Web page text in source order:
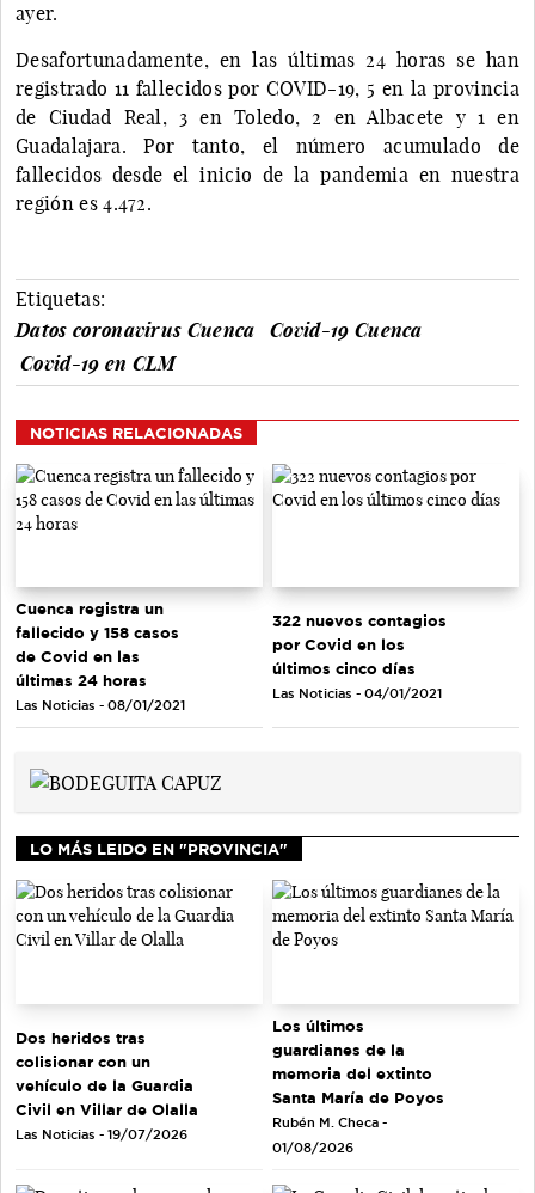
ayer.
Desafortunadamente, en las últimas 24 horas se han
registrado 11 fallecidos por COVID-19, 5 en la provincia
de Ciudad Real, 3 en Toledo, 2 en Albacete y 1 en
Guadalajara. Por tanto, el número acumulado de
fallecidos desde el inicio de la pandemia en nuestra
región es 4.472.
Etiquetas:
Datos coronavirus Cuenca
Covid-19 Cuenca
Covid-19 en CLM
NOTICIAS RELACIONADAS
Cuenca registra un
fallecido y 158 casos
de Covid en las
últimas 24 horas
Las Noticias - 08/01/2021
322 nuevos contagios
por Covid en los
últimos cinco días
Las Noticias - 04/01/2021
LO MÁS LEIDO EN "PROVINCIA"
Dos heridos tras
colisionar con un
vehículo de la Guardia
Civil en Villar de Olalla
Las Noticias - 19/07/2026
Los últimos
guardianes de la
memoria del extinto
Santa María de Poyos
Rubén M. Checa -
01/08/2026